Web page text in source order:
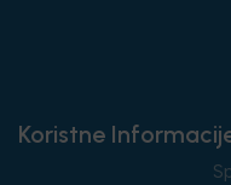
Koristne